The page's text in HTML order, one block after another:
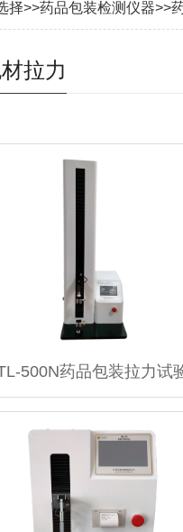
择>>药品包装检测仪器>>
拉力
500N药品包装拉力试